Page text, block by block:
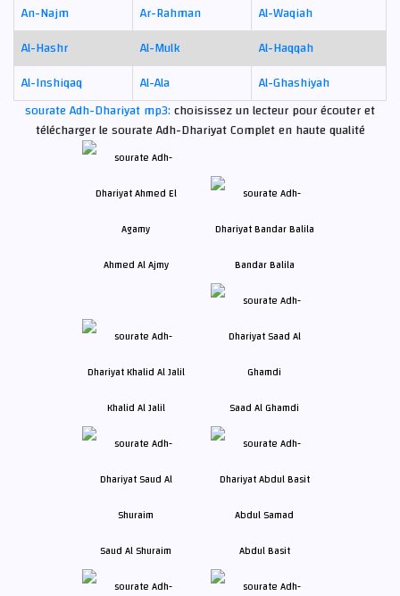
An-Najm
Ar-Rahman
Al-Waqiah
Al-Hashr
Al-Mulk
Al-Haqqah
Al-Inshiqaq
Al-Ala
Al-Ghashiyah
sourate Adh-Dhariyat mp3:choisissez un lecteur pour écouter et
télécharger le sourate Adh-Dhariyat Complet en haute qualité
Ahmed Al Ajmy Bandar Balila
Khalid Al Jalil Saad Al Ghamdi
Saud Al Shuraim Abdul Basit